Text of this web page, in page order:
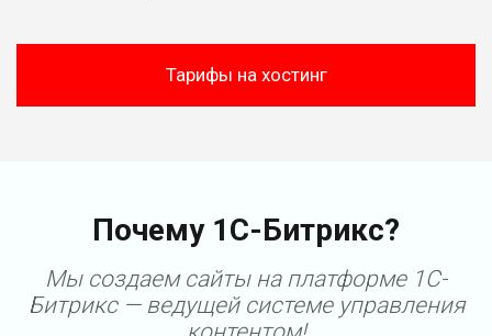
Тарифы на хостинг
Почему 1С-Битрикс?
Мы создаем сайты на платформе 1С-
Битрикс — ведущей системе управления